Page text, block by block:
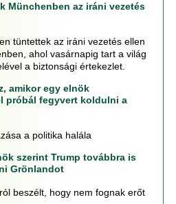
Münchenben az iráni vezetés
tüntettek az iráni vezetés ellen
ahol vasárnapig tart a világ
a biztonsági értekezlet.
amikor egy elnök
próbál fegyvert koldulni a
a politika halála
szerint Trump továbbra is
Grönlandot
beszélt, hogy nem fognak erőt